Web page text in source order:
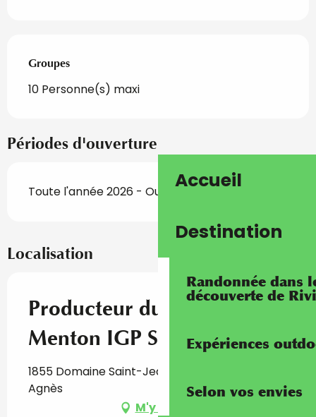
Accueil
Destination
Randonnée dans
découverte de
Expériences
Selon vos envies
Groupes
Groupes
10 Personne(s) maxi
Périodes d'ouverture
Toute l'année 2026 - Ouvert tous les jours
Localisation
Producteur du Citron de
Menton IGP Sylviane Tosan
1855 Domaine Saint-Jean, 06500 Sainte-
Agnès
M'y rendre